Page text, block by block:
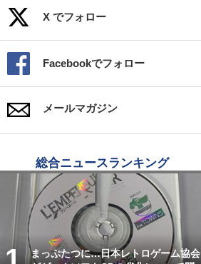
X でフォロー
Facebookでフォロー
メールマガジン
総合ニュースランキング
まっぷたつに…日本レトロゲーム協会